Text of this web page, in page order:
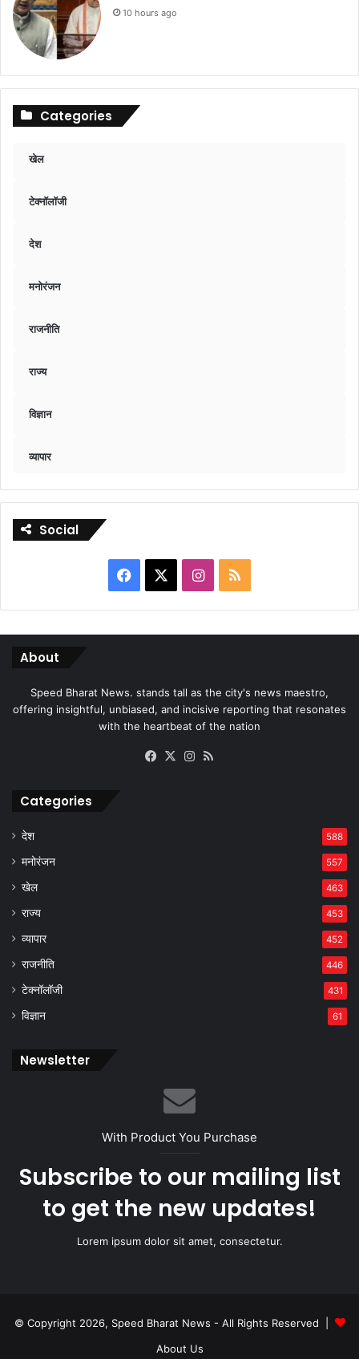
10 hours ago
Categories
खेल
टेक्नॉलॉजी
देश
मनोरंजन
राजनीति
राज्य
विज्ञान
व्यापार
Social
Facebook Instagram
RSS
About
Speed Bharat News. stands tall as the city's news maestro,
offering insightful, unbiased, and incisive reporting that resonates
with the heartbeat of the nation
Facebook
X Instagram
Categories
देश 588
मनोरंजन 557
खेल 463
राज्य 453
व्यापार 452
राजनीति 446
टेक्नॉलॉजी 431
विज्ञान 61
Newsletter
With Product You Purchase
Subscribe to our mailing list
to get the new updates!
Lorem ipsum dolor sit amet, consectetur.
© Copyright 2026, Speed Bharat News - All Rights Reserved |
About Us